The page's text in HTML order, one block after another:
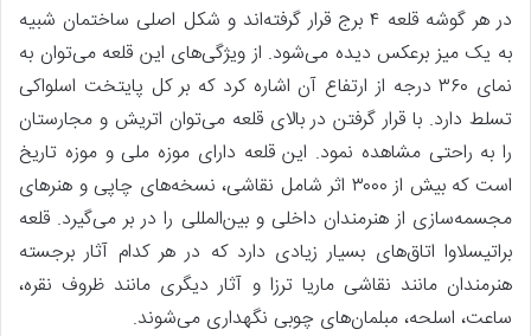
در هر گوشه قلعه ۴ برج قرار گرفته‌اند و شکل اصلی ساختمان شبیه
به یک میز برعکس دیده می‌شود. از ویژگی‌های این قلعه می‌توان به
نمای ۳۶۰ درجه از ارتفاع آن اشاره کرد که بر کل پایتخت اسلواکی
تسلط دارد. با قرار گرفتن در بالای قلعه می‌توان اتریش و مجارستان
را به راحتی مشاهده نمود. این قلعه دارای موزه ملی و موزه تاریخ
است که بیش از ۳۰۰۰ اثر شامل نقاشی، نسخه‌های چاپی و هنرهای
مجسمه‌سازی از هنرمندان داخلی و بین‌المللی را در بر می‌گیرد. قلعه
براتیسلاوا اتاق‌های بسیار زیادی دارد که در هر کدام آثار برجسته
هنرمندان مانند نقاشی ماریا ترزا و آثار دیگری مانند ظروف نقره،
ساعت، اسلحه، مبلمان‌های چوبی نگهداری می‌شوند.